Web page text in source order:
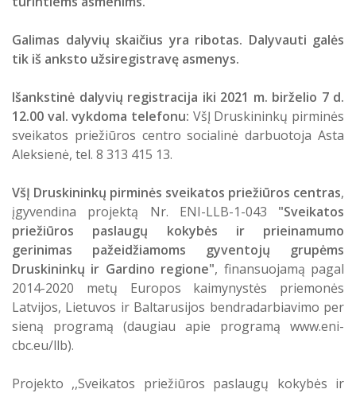
Galimas dalyvių skaičius yra ribotas. Dalyvauti galės
tik iš anksto užsiregistravę asmenys.
Išankstinė dalyvių registracija iki 2021 m. birželio 7 d.
12.00 val. vykdoma telefonu: VšĮ Druskininkų pirminės
sveikatos priežiūros centro socialinė darbuotoja Asta
Aleksienė, tel. 8 313 415 13.
VšĮ Druskininkų pirminės sveikatos priežiūros centras,
įgyvendina projektą Nr. ENI-LLB-1-043 "Sveikatos
priežiūros paslaugų kokybės ir prieinamumo
gerinimas pažeidžiamoms gyventojų grupėms
Druskininkų ir Gardino regione", finansuojamą pagal
2014-2020 metų Europos kaimynystės priemonės
Latvijos, Lietuvos ir Baltarusijos bendradarbiavimo per
sieną programą (daugiau apie programą www.eni-
cbc.eu/llb).
Projekto ,,Sveikatos priežiūros paslaugų kokybės ir